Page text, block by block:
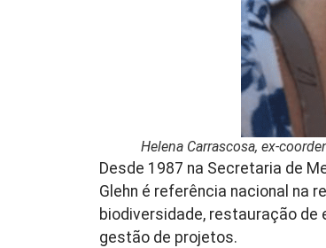
Helena Carrascosa, ex-
Desde 1987 na Secretaria de
Glehn é referência nacional na
biodiversidade, restauração
gestão de projetos.